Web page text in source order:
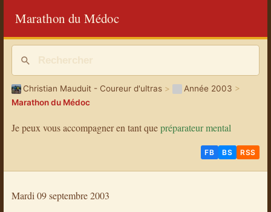
Marathon du Médoc
Christian Mauduit - Coureur d'ultras> Année 2003 >
Marathon du Médoc
Je peux vous accompagner en tant quepréparateur mental
FB BS RSS
Mardi 09 septembre 2003